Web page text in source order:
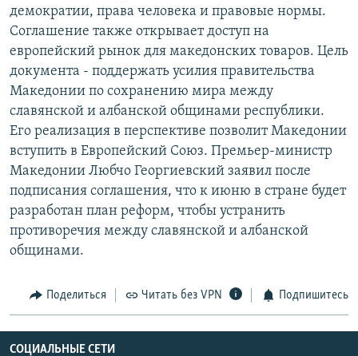
РАСПИСАНИЕ ВЕЩАНИЯ
ПОДПИШИТЕСЬ НА РАССЫЛКУ
СОЦИАЛЬНЫЕ СЕТИ
Все сайты РСЕ/РС
демократии, права человека и правовые нормы.
Соглашение также открывает доступ на
европейский рынок для македонских товаров. Цель
документа - поддержать усилия правительства
Македонии по сохранению мира между
славянской и албанской общинами республики.
Его реализация в перспективе позволит Македонии
вступить в Европейский Союз. Премьер-министр
Македонии Любчо Георгиевский заявил после
подписания соглашения, что к июню в стране будет
разработан план реформ, чтобы устранить
противоречия между славянской и албанской
общинами.
Поделиться Читать без VPN Подпишитесь
СОЦИАЛЬНЫЕ СЕТИ